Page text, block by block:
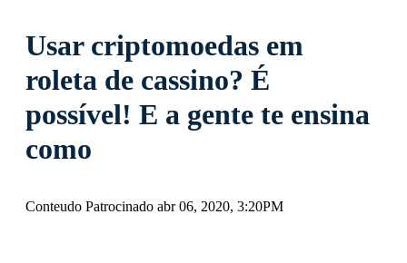
Usar criptomoedas em
roleta de cassino? É
possível! E a gente te ensina
como
Conteudo Patrocinado abr 06, 2020, 3:20PM